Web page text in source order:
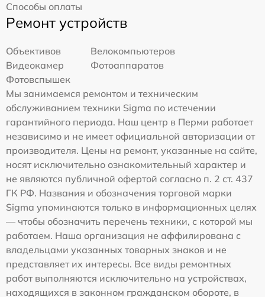
Способы оплаты
Ремонт устройств
Объективов
Велокомпьютеров
Видеокамер
Фотоаппаратов
Фотовспышек
Мы занимаемся ремонтом и техническим
обслуживанием техники Sigma по истечении
гарантийного периода. Наш центр в Перми работает
независимо и не имеет официальной авторизации от
производителя. Цены на ремонт, указанные на сайте,
носят исключительно ознакомительный характер и
не являются публичной офертой согласно п. 2 ст. 437
ГК РФ. Названия и обозначения торговой марки
Sigma упоминаются только в информационных целях
— чтобы обозначить перечень техники, с которой мы
работаем. Наша организация не аффилирована с
владельцами указанных товарных знаков и не
представляет их интересы. Все виды ремонтных
работ выполняются исключительно на устройствах,
находящихся в законном гражданском обороте, в